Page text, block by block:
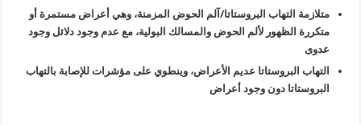
متلازمة التهاب البروستاتا/آلم الحوض المزمنة، وهي أعراض مستمرة أو
متكررة الظهور لألم الحوض والمسالك البولية، مع عدم وجود دلائل وجود
عدوى
التهاب البروستاتا عديم الأعراض، وينطوي على مؤشرات للإصابة بالتهاب
البروستاتا دون وجود أعراض